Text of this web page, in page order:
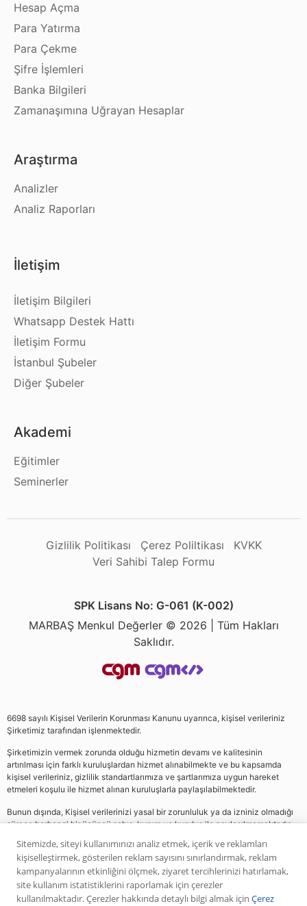
Hesap Açma
Para Yatırma
Para Çekme
Şifre İşlemleri
Banka Bilgileri
Zamanaşımına Uğrayan Hesaplar
Araştırma
Analizler
Analiz Raporları
İletişim
İletişim Bilgileri
Whatsapp Destek Hattı
İletişim Formu
İstanbul Şubeler
Diğer Şubeler
Akademi
Eğitimler
Seminerler
Gizlilik Politikası Çerez Poliltikası
KVKK
Veri Sahibi Talep Formu
SPK Lisans No: G-061 (K-002)
MARBAŞ Menkul Değerler © 2026 | Tüm Hakları
Saklıdır.
6698 sayılı Kişisel Verilerin Korunması Kanunu uyarınca, kişisel verileriniz
Şirketimiz tarafından işlenmektedir.
Şirketimizin vermek zorunda olduğu hizmetin devamı ve kalitesinin
artırılması için farklı kuruluşlardan hizmet alınabilmekte ve bu kapsamda
kişisel verileriniz, gizlilik standartlarımıza ve şartlarımıza uygun hareket
etmeleri koşulu ile hizmet alınan kuruluşlarla paylaşılabilmektedir.
Bunun dışında, Kişisel verilerinizi yasal bir zorunluluk ya da izniniz olmadığı
sürece herhangi bir üçüncü şahıs, kurum ve kuruluş ile paylaşılmamaktadır.
Web sitemizde yer alan analiz, yorum ve tavsiyeler yatırım danışmanlığı
kapsamında değildir. Bu tavsiyeler genel nitelikte olup, özel olarak sizin mali
durumunuz ile risk ve getiri tercihlerinize uygun olarak hazırlanmamıştır. Bu
Sitemizde, siteyi kullanımınızı analiz etmek, içerik ve reklamları
kişiselleştirmek, gösterilen reklam sayısını sınırlandırmak, reklam
kampanyalarının etkinliğini ölçmek, ziyaret tercihlerinizi hatırlamak,
site kullanım istatistiklerini raporlamak için çerezler
kullanılmaktadır. Çerezler hakkında detaylı bilgi almak için Çerez